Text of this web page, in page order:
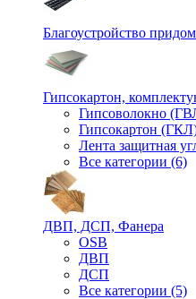
Благоустройство
Гипсокартон,
Гипсоволокно
Гипсокартон
Лента защитная
Все категории (6)
ДВП, ДСП, Фанера
OSB
ДВП
ДСП
Все категории (5)